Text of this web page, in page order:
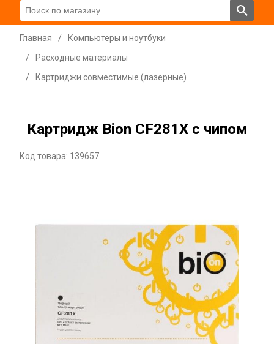
Главная /
Компьютеры и ноутбуки
/
Расходные материалы
/
Картриджи совместимые (лазерные)
Картридж Bion CF281X с чипом
Код товара: 139657